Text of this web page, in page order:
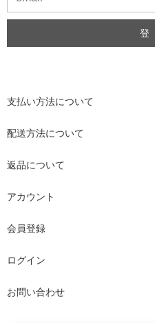
支払い方法について
配送方法について
返品について
アカウント
会員登録
ログイン
お問い合わせ